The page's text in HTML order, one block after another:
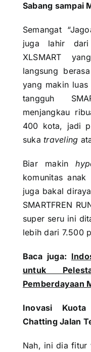
Sabang sampai
Semangat
juga lahir dari
XLSMART
langsung
yang makin
tangguh
menjangkau
400 kota, jadi
sukatraveling
Biar makin
komunitas
juga bakal
SMARTFREN
super seru ini
lebih dari 7.500
Baca juga:
untuk
Pemberdayaan
Inovasi
Chatting Jalan
Nah, ini dia fitur